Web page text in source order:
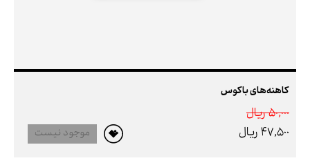
کاهنه‌های باکوس
50,000 ريال
47,500 ريال
موجود نیست